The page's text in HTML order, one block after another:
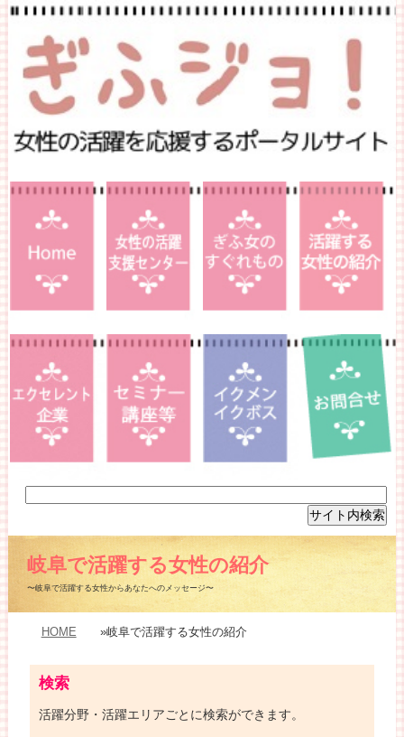
岐阜で活躍する女性の紹介
〜岐阜で活躍する女性からあなたへのメッセージ〜
HOME »岐阜で活躍する女性の紹介
検索
活躍分野・活躍エリアごとに検索ができます。